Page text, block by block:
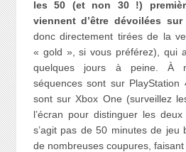
les 50 (et non 30 !)
viennent d’être dévoilées sur
donc directement tirées de la
« gold », si vous préférez), qui
quelques jours à peine. À
séquences sont sur PlayStation
sont sur Xbox One (surveillez
l’écran pour distinguer les
s’agit pas de 50 minutes de
de nombreuses coupures,